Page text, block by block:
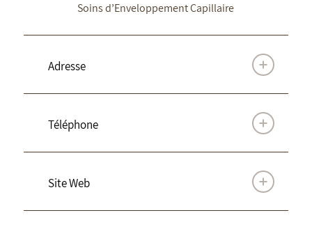
Soins d’Enveloppement Capillaire
Adresse
Téléphone
Site Web